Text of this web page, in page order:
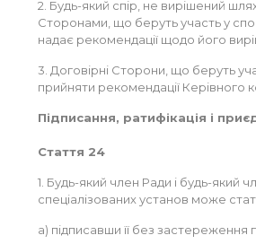
2. Будь-який спір, не вирішений
Сторонами, що беруть участь у
надає рекомендації щодо його
3. Договірні Сторони, що беруть
прийняти рекомендації Керівного
Підписання, ратифікація і
Стаття 24
1. Будь-який член Ради і будь-який
спеціалізованих установ може
a) підписавши її без застереження